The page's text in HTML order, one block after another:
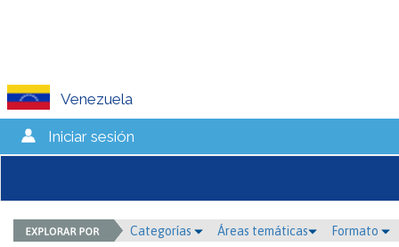
Venezuela
Iniciar sesión
Categorías Áreas temáticas Formato